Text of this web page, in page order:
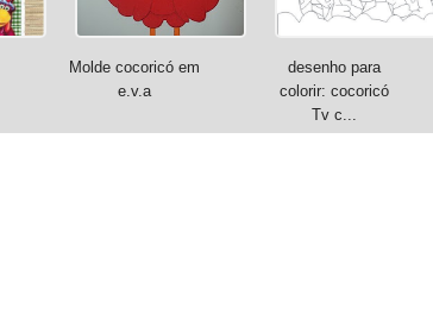
Molde cocoricó em
e.v.a
desenho para
colorir: cocoricó
Tv c...